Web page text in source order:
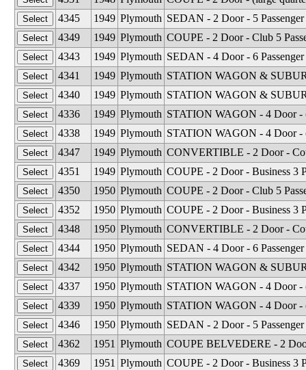
4345
1949 Plymouth SEDAN - 2 Door - 5
4349
1949 Plymouth COUPE - 2 Door - Club 5
4343
1949 Plymouth SEDAN - 4 Door - 6
4341
1949 Plymouth STATION WAGON &
4340
1949 Plymouth STATION WAGON &
4336
1949 Plymouth STATION WAGON - 4 Door -
4338
1949 Plymouth STATION WAGON - 4 Door -
4347
1949 Plymouth CONVERTIBLE - 2 Door -
4351
1949 Plymouth COUPE - 2 Door - Business 3
4350
1950 Plymouth COUPE - 2 Door - Club 5
4352
1950 Plymouth COUPE - 2 Door - Business 3
4348
1950 Plymouth CONVERTIBLE - 2 Door -
4344
1950 Plymouth SEDAN - 4 Door - 6
4342
1950 Plymouth STATION WAGON &
4337
1950 Plymouth STATION WAGON - 4 Door -
4339
1950 Plymouth STATION WAGON - 4 Door -
4346
1950 Plymouth SEDAN - 2 Door - 5
4362
1951 Plymouth COUPE BELVEDERE - 2
4369
1951 Plymouth COUPE - 2 Door - Business 3